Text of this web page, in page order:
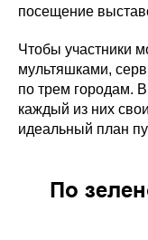
посещение
Чтобы участники
мультяшками,
по трем городам.
каждый из них
идеальный план
По